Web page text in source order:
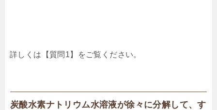
詳しくは【 質問1】をご覧ください。
炭酸水素ナトリウム水溶液が徐々に分解して、す